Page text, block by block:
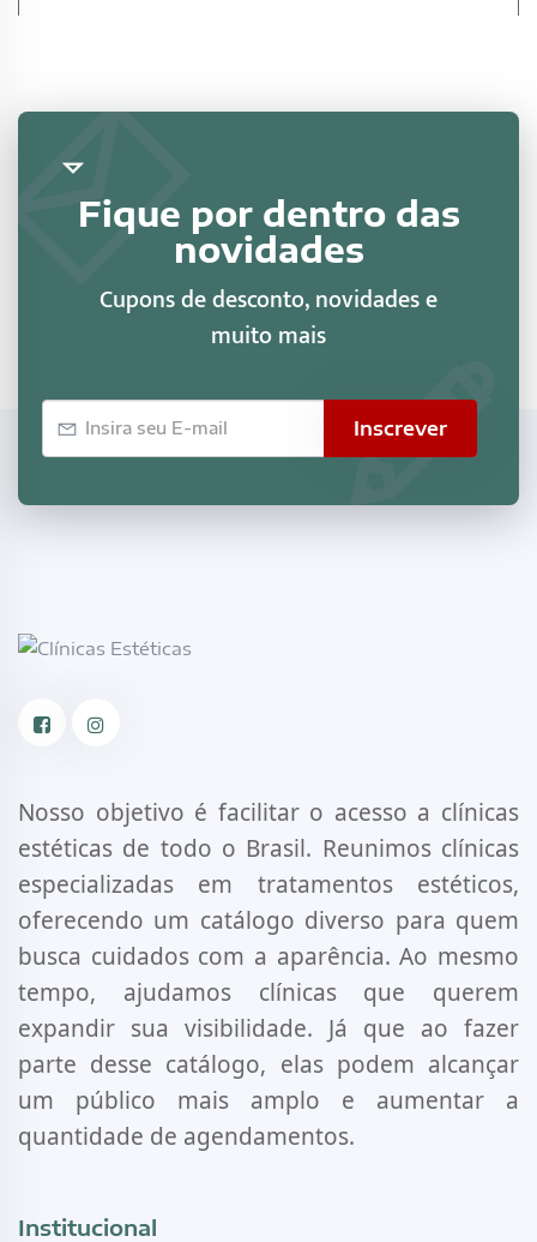
Fique por dentro das
novidades
Cupons de desconto, novidades e
muito mais
Inscrever
Nosso objetivo é facilitar o acesso a clínicas
estéticas de todo o Brasil. Reunimos clínicas
especializadas em tratamentos estéticos,
oferecendo um catálogo diverso para quem
busca cuidados com a aparência. Ao mesmo
tempo, ajudamos clínicas que querem
expandir sua visibilidade. Já que ao fazer
parte desse catálogo, elas podem alcançar
um público mais amplo e aumentar a
quantidade de agendamentos.
Institucional